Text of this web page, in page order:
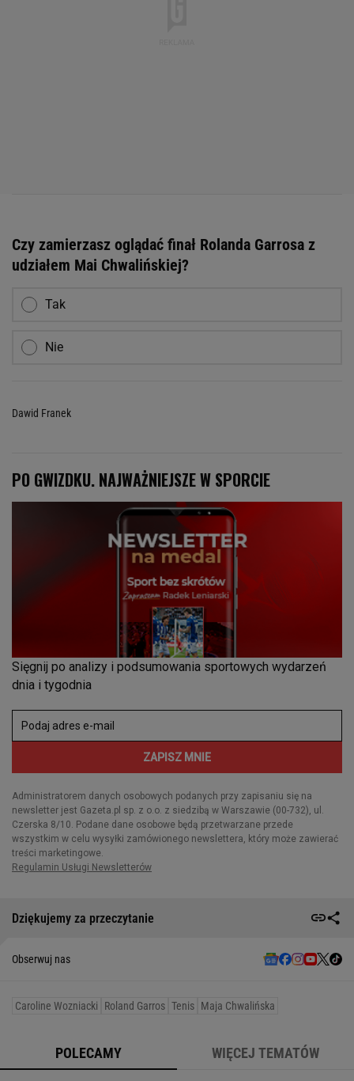
Czy zamierzasz oglądać finał Rolanda Garrosa z
udziałem Mai Chwalińskiej?
Tak
Nie
Dawid Franek
Dziękujemy za przeczytanie
Obserwuj nas
Caroline Wozniacki Roland Garros Tenis Maja Chwalińska
POLECAMY WIĘCEJ TEMATÓW